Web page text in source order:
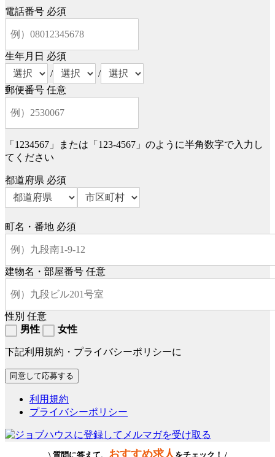
電話番号 必須
生年月日 必須
/
/
郵便番号 任意
「1234567」または「123-4567」のように半角数字で入力し
てください
都道府県 必須
町名・番地 必須
建物名・部屋番号 任意
性別 任意
男性
女性
下記利用規約・プライバシーポリシーに
利用規約
プライバシーポリシー
\ 質問に答えて、 おすすめ求人をチェック！ /